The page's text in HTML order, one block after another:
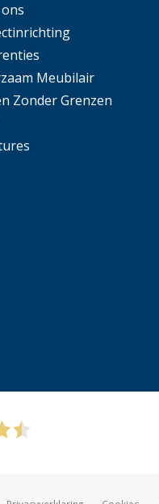
Meubilair
Zonder Grenzen